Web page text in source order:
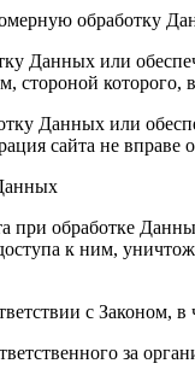
обработку
Данных или
стороной
Данных или
сайта не вправе
при обработке
к ним,
с Законом, в
за